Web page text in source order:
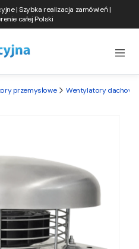
| Szybka realizacja zamówień |
całej Polski
przemysłowe Wentylatory dachowe